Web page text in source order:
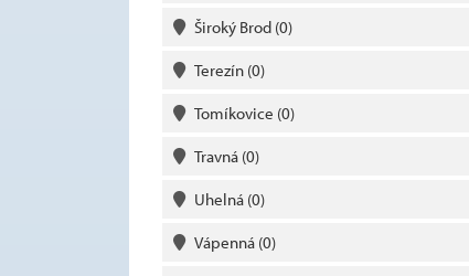
Široký Brod (0)
Terezín (0)
Tomíkovice (0)
Travná (0)
Uhelná (0)
Vápenná (0)